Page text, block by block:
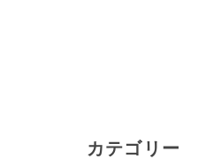
カテゴリー